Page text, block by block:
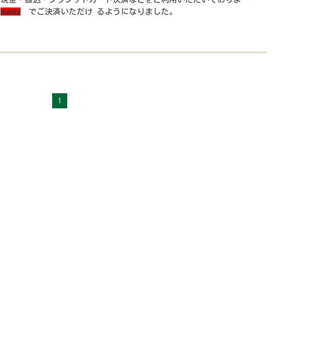
aupayでご決済いただけ るようになりました。
1